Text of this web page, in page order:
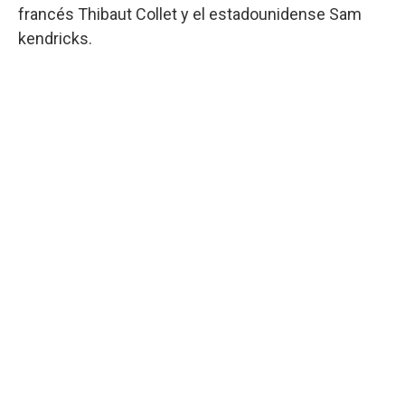
francés Thibaut Collet y el estadounidense Sam
kendricks.